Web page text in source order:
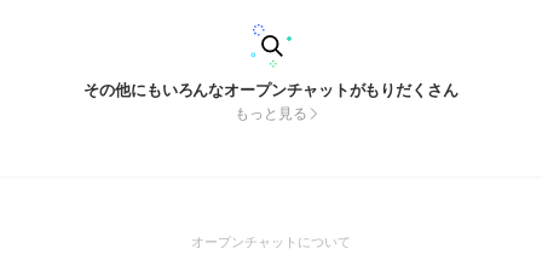
その他にもいろんなオープンチャットがもりだくさん
もっと見る
オープンチャットについて